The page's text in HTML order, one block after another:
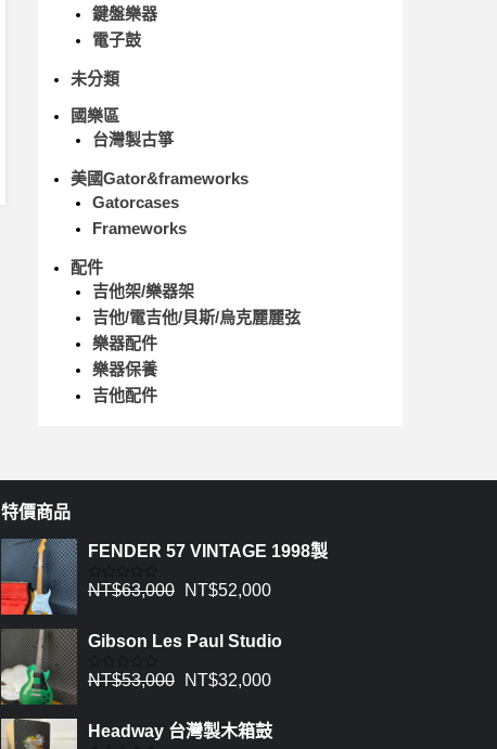
鍵盤樂器
電子鼓
未分類
國樂區
台灣製古箏
美國Gator&frameworks
Gatorcases
Frameworks
配件
吉他架/樂器架
吉他/電吉他/貝斯/烏克麗麗弦
樂器配件
樂器保養
吉他配件
特價商品
FENDER 57 VINTAGE 1998製
評
分
NT$63,000 NT$52,000
Gibson Les Paul Studio
評
分
NT$53,000 NT$32,000
Headway 台灣製木箱鼓